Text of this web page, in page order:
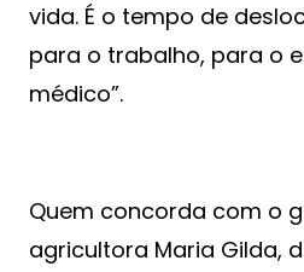
vida. É o tempo de
para o trabalho, para o
médico”.
Quem concorda com o
agricultora Maria Gilda,